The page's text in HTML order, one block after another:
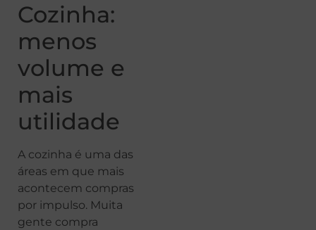
Cozinha:
menos
volume e
mais
utilidade
A cozinha é uma das
áreas em que mais
acontecem compras
por impulso. Muita
gente compra